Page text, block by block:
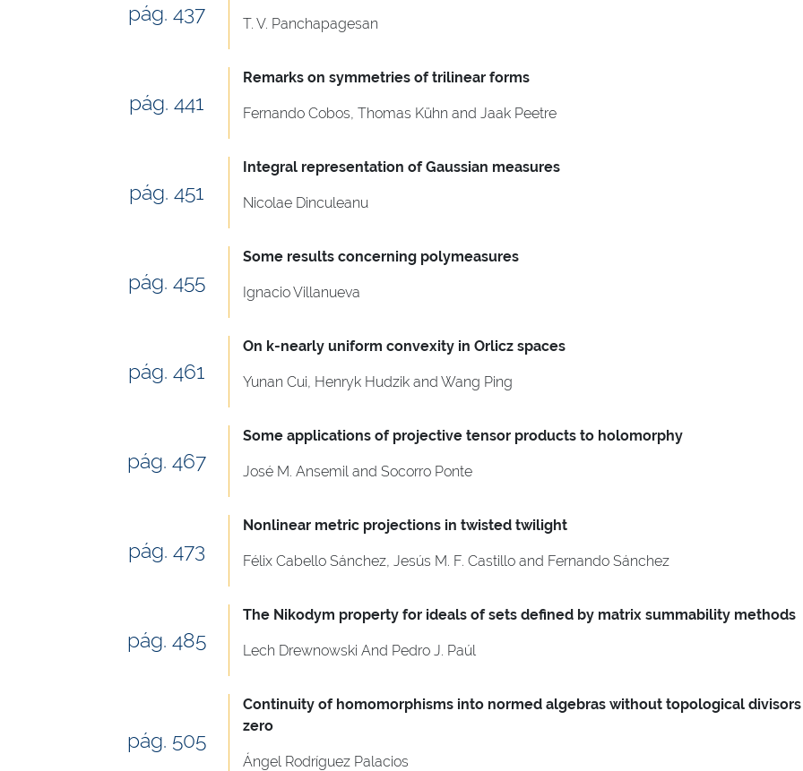
pág. 437 T. V. Panchapagesan
pág. 441
Remarks on symmetries of trilinear forms
Fernando Cobos, Thomas Kühn and Jaak Peetre
pág. 451
Integral representation of Gaussian measures
Nicolae Dinculeanu
pág. 455
Some results concerning polymeasures
Ignacio Villanueva
pág. 461
On k-nearly uniform convexity in Orlicz spaces
Yunan Cui, Henryk Hudzik and Wang Ping
pág. 467
Some applications of projective tensor products to holomorphy
José M. Ansemil and Socorro Ponte
pág. 473
Nonlinear metric projections in twisted twilight
Félix Cabello Sánchez, Jesús M. F. Castillo and Fernando Sánchez
pág. 485
The Nikodym property for ideals of sets defined by matrix summability methods
Lech Drewnowski And Pedro J. Paúl
pág. 505
Continuity of homomorphisms into normed algebras without topological
zero
Ángel Rodríguez Palacios